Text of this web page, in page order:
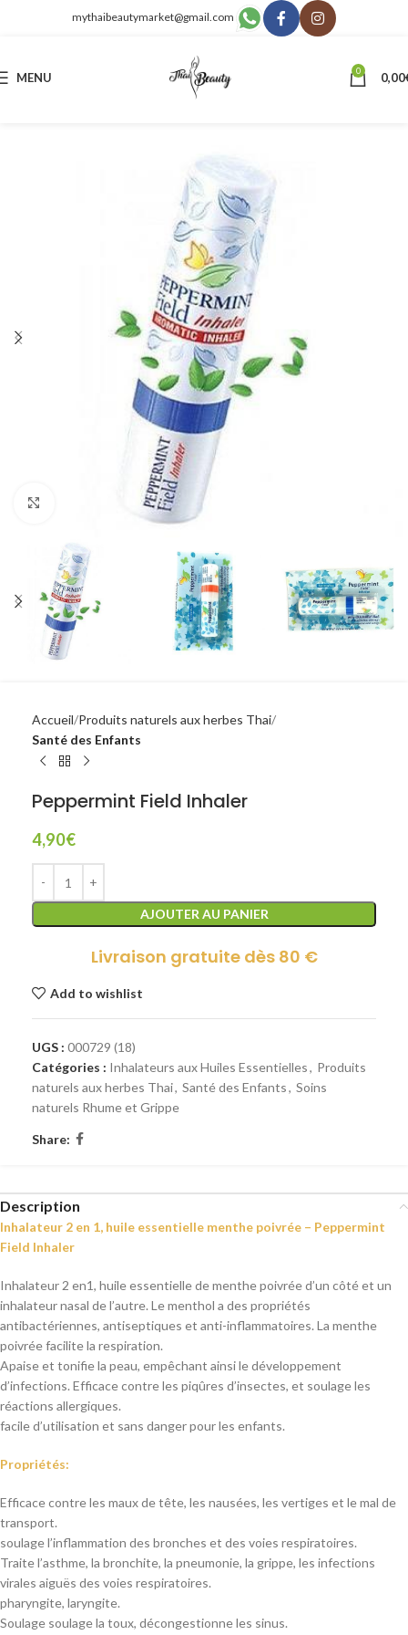
mythaibeautymarket@gmail.com
MENU 0 0,00
Accueil Produits naturels aux herbes Thai
Santé des Enfants
Peppermint Field Inhaler
4,90€
AJOUTER AU PANIER
Livraison gratuite dès 80 €
Add to wishlist
UGS : 000729 (18)
Catégories : Inhalateurs aux Huiles Essentielles, Produits
naturels aux herbes Thai, Santé des Enfants, Soins
naturels Rhume et Grippe
Share:
Description
Inhalateur 2 en 1, huile essentielle menthe poivrée – Peppermint
Field Inhaler
Inhalateur 2 en1, huile essentielle de menthe poivrée d’un côté et un
inhalateur nasal de l’autre. Le menthol a des propriétés
antibactériennes, antiseptiques et anti-inflammatoires. La menthe
poivrée facilite la respiration.
Apaise et tonifie la peau, empêchant ainsi le développement
d’infections. Efficace contre les piqûres d’insectes, et soulage les
réactions allergiques.
facile d’utilisation et sans danger pour les enfants.
Propriétés:
Efficace contre les maux de tête, les nausées, les vertiges et le mal de
transport.
soulage l’inflammation des bronches et des voies respiratoires.
Traite l’asthme, la bronchite, la pneumonie, la grippe, les infections
virales aiguës des voies respiratoires.
pharyngite, laryngite.
Soulage soulage la toux, décongestionne les sinus.